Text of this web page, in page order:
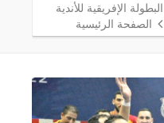
النسخة 43 من البطولة الإفريقية للأندية
الصفحة الرئيسية